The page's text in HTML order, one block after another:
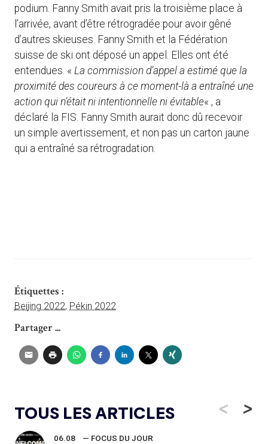
podium. Fanny Smith avait pris la troisième place à
l’arrivée, avant d’être rétrogradée pour avoir gêné
d’autres skieuses. Fanny Smith et la Fédération
suisse de ski ont déposé un appel. Elles ont été
entendues. « La commission d’appel a estimé que la
proximité des coureurs à ce moment-là a entraîné une
action qui n’était ni intentionnelle ni évitable« , a
déclaré la FIS. Fanny Smith aurait donc dû recevoir
un simple avertissement, et non pas un carton jaune
qui a entraîné sa rétrogradation.
Étiquettes :
Beijing 2022, Pékin 2022
Partager ...
TOUS LES ARTICLES <
06.08 — FOCUS DU JOUR
>